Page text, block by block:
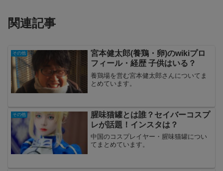
関連記事
その他
宮本健太郎(養鶏・卵)のwikiプロ
フィール・経歴 子供はいる？
養鶏場を営む宮本健太郎さんについてま
とめています。
その他
腥味猫罐とは誰？セイバーコスプ
レが話題！インスタは？
中国のコスプレイヤー・腥味猫罐につい
てまとめています。